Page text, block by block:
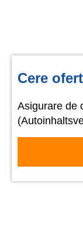
Cere
Asigurare de